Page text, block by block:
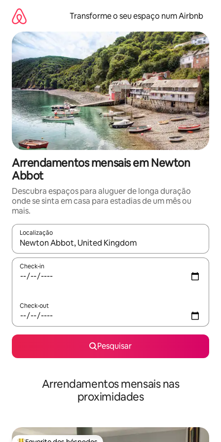
para
conteúdo
Transforme o seu espaço num Airbnb
Arrendamentos mensais em Newton
Abbot
Descubra espaços para aluguer de longa duração
onde se sinta em casa para estadias de um mês ou
mais.
Localização
Quando os resultados estiverem disponíveis, navegue com
Check-in
Check-out
Pesquisar
Arrendamentos mensais nas
proximidades